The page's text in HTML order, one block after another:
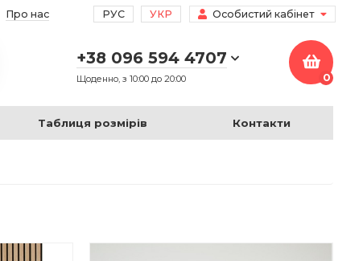
Особистий кабінет
РУС УКР
Про нас
+38 096 594 4707
Щоденно, з 10:00 до 20:00 0
Таблиця розмірів Контакти